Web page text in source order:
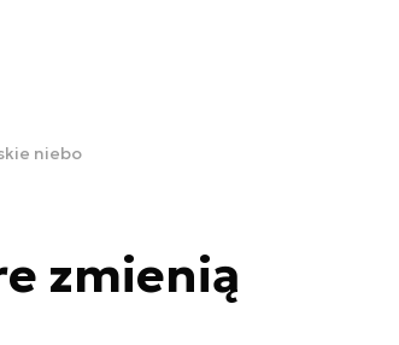
niebo
zmienią